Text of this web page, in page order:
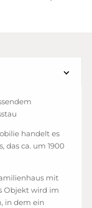
handelt es
das ca. um 1900
mit
Objekt wird im
in dem ein